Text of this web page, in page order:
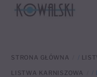
STRONA GŁÓWNA /
LISTWA KARNISZOWA /